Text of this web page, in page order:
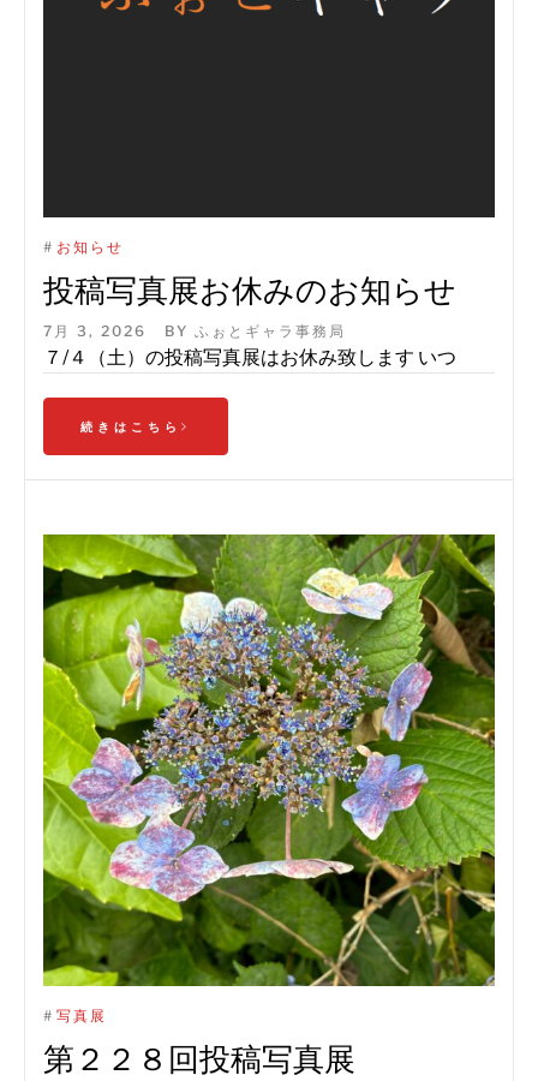
# お知らせ
投稿写真展お休みのお知らせ
7月 3, 2026 BY ふぉとギャラ事務局
７/４（土）の投稿写真展はお休み致します いつ
続きはこちら
# 写真展
第２２８回投稿写真展